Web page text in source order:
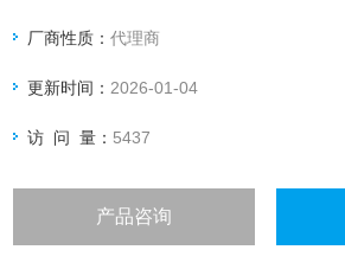
厂商性质：代理商
更新时间： 2026-01-04
访 问 量： 5437
产品咨询